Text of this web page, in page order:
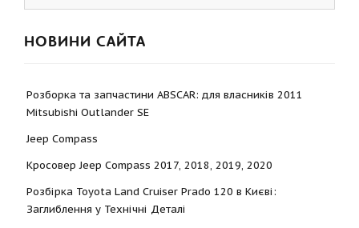
НОВИНИ САЙТА
Розборка та запчастини ABSCAR: для власників 2011
Mitsubishi Outlander SE
Jeep Compass
Кросовер Jeep Compass 2017, 2018, 2019, 2020
Розбірка Toyota Land Cruiser Prado 120 в Києві:
Заглиблення у Технічні Деталі